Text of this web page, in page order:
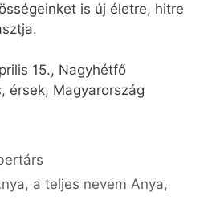
is új életre, hitre
15., Nagyhétfő
érsek, Magyarország
a teljes nevem Anya,